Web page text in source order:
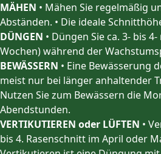
MÄHEN • Mähen Sie regelmäßig
Abständen. • Die ideale
DÜNGEN • Düngen Sie ca. 3- bis
Wochen) während der
BEWÄSSERN • Eine Bewässerung
meist nur bei länger anhaltender
Nutzen Sie zum Bewässern die
Abendstunden.
VERTIKUTIEREN oder LÜFTEN •
bis 4. Rasenschnitt im April oder